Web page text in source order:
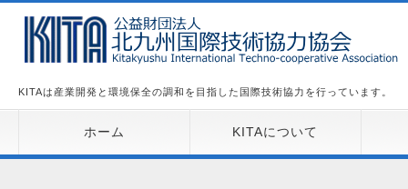
KITAは産業開発と環境保全の調和を目指した国際技術協力を行っています。
ホーム KITAについて